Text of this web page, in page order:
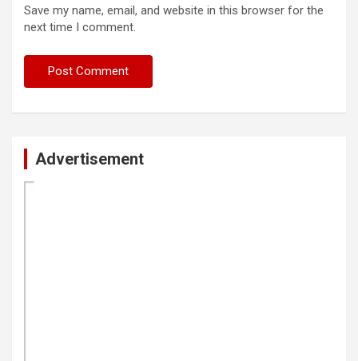
Save my name, email, and website in this browser for the
next time I comment.
Advertisement